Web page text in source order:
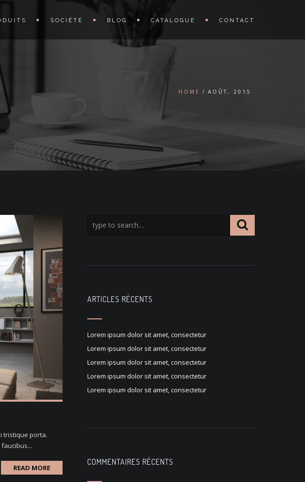
SOCIÉTÉ BLOG CATALOGUE CONTACT
HOME AOÛT, 2015
tristique porta.
READ MORE
ARTICLES RÉCENTS
Lorem ipsum dolor sit amet, consectetur
Lorem ipsum dolor sit amet, consectetur
Lorem ipsum dolor sit amet, consectetur
Lorem ipsum dolor sit amet, consectetur
Lorem ipsum dolor sit amet, consectetur
COMMENTAIRES RÉCENTS